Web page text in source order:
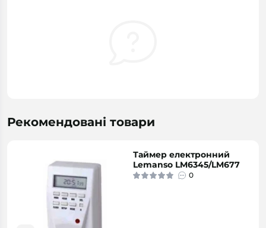
Рекомендовані товари
Таймер електронний
Lemanso LM6345/LM677
0